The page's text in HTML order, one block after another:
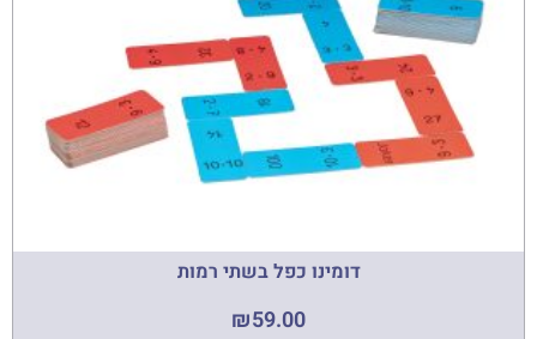
דומינו כפל בשתי רמות
₪59.00